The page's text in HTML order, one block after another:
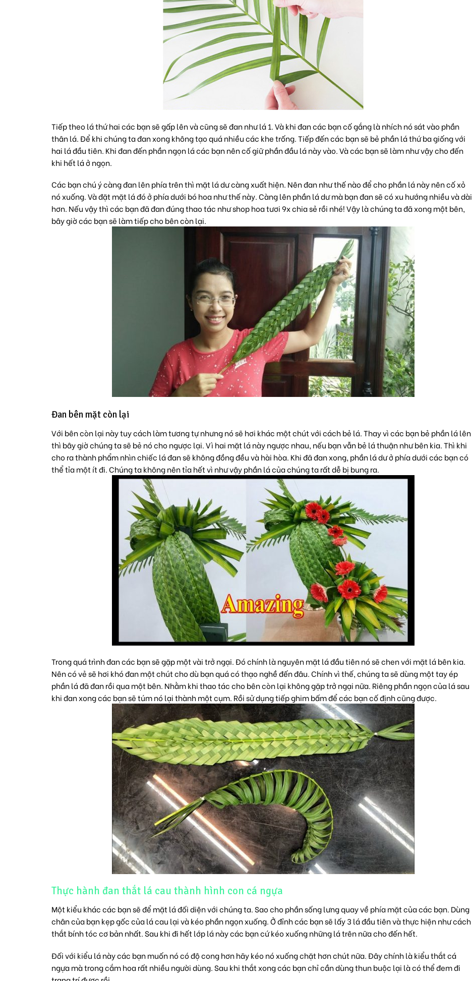
Tiếp theo lá thứ hai các bạn sẽ gấp lên và cũng sẽ đan như lá 1. Và khi đan các bạn cố gắng là nhích nó sát vào phần
thân lá. Để khi chúng ta đan xong không tạo quá nhiều các khe trống. Tiếp đến các bạn sẽ bẻ phần lá thứ ba giống với
hai lá đầu tiên. Khi đan đến phần ngọn lá các bạn nên cố giữ phần đầu lá này vào. Và các bạn sẽ làm như vậy cho đến
khi hết lá ở ngọn.
Các bạn chú ý càng đan lên phía trên thì mặt lá dư càng xuất hiện. Nên đan như thế nào để cho phần lá này nên cố xỏ
nó xuống. Và đặt mặt lá đó ở phía dưới bó hoa như thế này. Càng lên phần lá dư mà bạn đan sẽ có xu hướng nhiều và dài
hơn. Nếu vậy thì các bạn đã đan đúng thao tác nhưshop hoa tươi 9xchia sẻ rồi nhé! Vậy là chúng ta đã xong một bên,
bây giờ các bạn sẽ làm tiếp cho bên còn lại.
Đan bên mặt còn lại
Với bên còn lại này tuy cách làm tương tự nhưng nó sẽ hơi khác một chút với cách bẻ lá. Thay vì các bạn bẻ phần lá lên
thì bây giờ chúng ta sẽ bẻ nó cho ngược lại. Vì hai mặt lá này ngược nhau, nếu bạn vẫn bẻ lá thuận như bên kia. Thì khi
cho ra thành phẩm nhìn chiếc lá đan sẽ không đồng đều và hài hòa. Khi đã đan xong, phần lá dư ở phía dưới các bạn có
thể tỉa một ít đi. Chúng ta không nên tỉa hết vì như vậy phần lá của chúng ta rất dễ bị bung ra.
Trong quá trình đan các bạn sẽ gặp một vài trở ngại. Đó chính là nguyên mặt lá đầu tiên nó sẽ chen với mặt lá bên kia.
Nên có vẻ sẽ hơi khó đan một chút cho dù bạn quá có thạo nghề đến đâu. Chính vì thế, chúng ta sẽ dùng một tay ép
phần lá đã đan rồi qua một bên. Nhằm khi thao tác cho bên còn lại không gặp trở ngại nữa. Riêng phần ngọn của lá sau
khi đan xong các bạn sẽ túm nó lại thành một cụm. Rồi sử dụng tiếp ghim bấm để các bạn cố định cũng được.
Thực hành đan thắt lá cau thành hình con cá ngựa
Một kiểu khác các bạn sẽ để mặt lá đối diện với chúng ta. Sao cho phần sống lưng quay về phía mặt của các bạn. Dùng
chân của bạn kẹp gốc của lá cau lại và kéo phần ngọn xuống. Ở đỉnh các bạn sẽ lấy 3 lá đầu tiên và thực hiện như cách
thắt bính tóc cơ bản nhất. Sau khi đi hết lớp lá này các bạn cứ kéo xuống những lá trên nữa cho đến hết.
Đối với kiểu lá này các bạn muốn nó có độ cong hơn hãy kéo nó xuống chặt hơn chút nữa. Đây chính là kiểu thắt cá
ngựa mà trong cắm hoa rất nhiều người dùng. Sau khi thắt xong các bạn chỉ cần dùng thun buộc lại là có thể đem đi